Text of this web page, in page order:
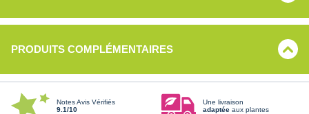
PRODUITS COMPLÉMENTAIRES
Notes Avis Vérifiés
9.1/10
Une livraison
adaptée aux plantes